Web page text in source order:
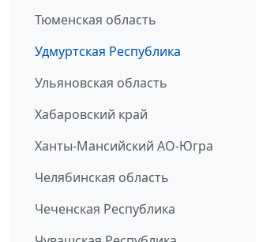
Тюменская область
Удмуртская Республика
Ульяновская область
Хабаровский край
Ханты-Мансийский АО-Югра
Челябинская область
Чеченская Республика